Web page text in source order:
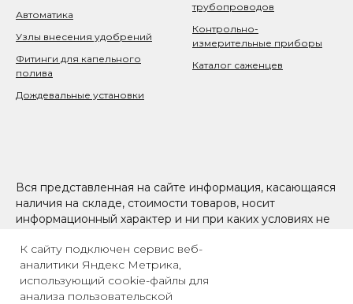
Автоматика
Узлы внесения удобрений
Фитинги для капельного
полива
Дождевальные установки
трубопроводов
Контрольно-
измерительные приборы
Каталог саженцев
Вся представленная на сайте информация, касающаяся
наличия на складе, стоимости товаров, носит
информационный характер и ни при каких условиях не
положениями Статьи 437(2) Гражданского кодекса РФ
К сайту подключен сервис веб-
аналитики Яндекс Метрика,
использующий cookie-файлы для
анализа пользовательской